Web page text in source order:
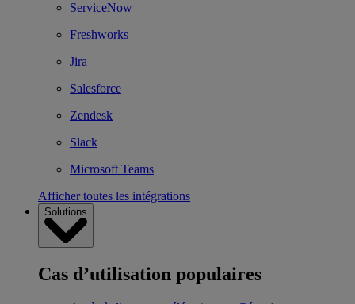
ServiceNow
Freshworks
Jira
Salesforce
Zendesk
Slack
Microsoft Teams
Afficher toutes les intégrations
Solutions
Cas d’utilisation populaires